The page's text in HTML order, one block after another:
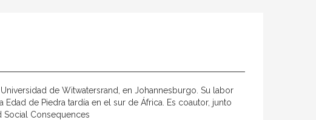
de Witwatersrand, en Johannesburgo. Su labor
de Piedra tardía en el sur de África. Es coautor, junto
Social Consequences